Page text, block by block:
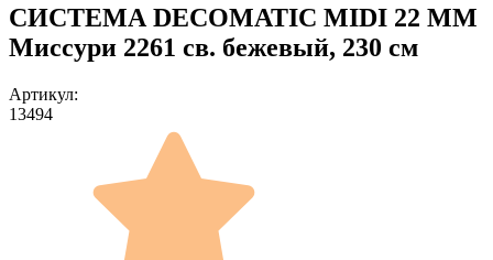
СИСТЕМА DECOMATIC MIDI 22 ММ
Миссури 2261 св. бежевый, 230 см
Артикул:
13494